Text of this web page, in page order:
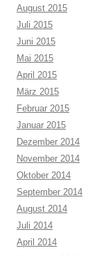
August 2015
Juli 2015
Juni 2015
Mai 2015
April 2015
März 2015
Februar 2015
Januar 2015
Dezember 2014
November 2014
Oktober 2014
September 2014
August 2014
Juli 2014
April 2014